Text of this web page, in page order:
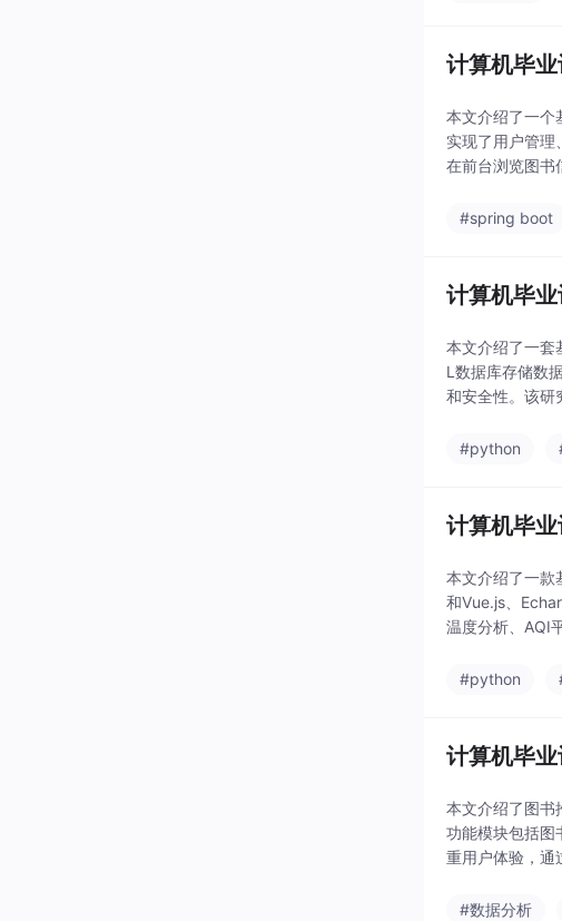
计算机毕
本文介绍了一
实现了用户管理
在前台浏览图书
#spring boot
计算机毕
本文介绍了一
L数据库存储数
和安全性。该研
#python
计算机毕
本文介绍了一
和Vue.js、
温度分析、AQI
#python
计算机毕
本文介绍了图书
功能模块包括图
重用户体验，通
#数据分析